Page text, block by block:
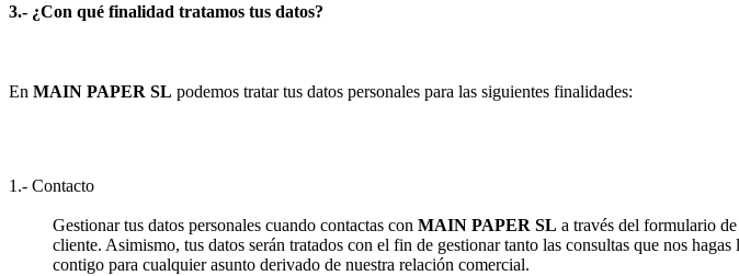
3.- ¿Con qué finalidad tratamos tus datos?
En MAIN PAPER SL podemos tratar tus datos personales para las siguientes finalidades:
1.- Contacto
Gestionar tus datos personales cuando contactas con MAIN PAPER SL a través del formulario
cliente. Asimismo, tus datos serán tratados con el fin de gestionar tanto las consultas que nos
contigo para cualquier asunto derivado de nuestra relación comercial.